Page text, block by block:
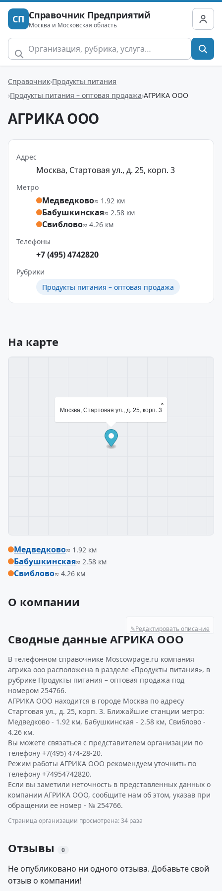
СП Справочник Предприятий
Москва и Московская область
Справочник Продукты питания
Продукты питания – оптовая продажа АГРИКА ООО
АГРИКА ООО
Адрес
Москва, Стартовая ул., д. 25, корп. 3
Метро
Медведково≈ 1.92 км
Бабушкинская≈ 2.58 км
Свиблово≈ 4.26 км
Телефоны
+7 (495) 4742820
Рубрики
Продукты питания – оптовая продажа
На карте
Москва, Стартовая ул., д. 25, корп. 3
×
Медведково≈ 1.92 км
Бабушкинская≈ 2.58 км
Свиблово≈ 4.26 км
О компании
✎Редактировать описание
Сводные данные АГРИКА ООО
В телефонном справочнике Moscowpage.ru компания
агрика ооо расположена в разделе «Продукты питания», в
рубрике Продукты питания – оптовая продажа под
номером 254766.
АГРИКА ООО находится в городе Москва по адресу
Стартовая ул., д. 25, корп. 3. Ближайшие станции метро:
Медведково - 1.92 км, Бабушкинская - 2.58 км, Свиблово -
4.26 км.
Вы можете связаться с представителем организации по
телефону +7(495) 474-28-20.
Режим работы АГРИКА ООО рекомендуем уточнить по
телефону +74954742820.
Если вы заметили неточность в представленных данных о
компании АГРИКА ООО, сообщите нам об этом, указав при
обращении ее номер - № 254766.
Страница организации просмотрена: 34 раза
Отзывы 0
Не опубликовано ни одного отзыва. Добавьте свой
отзыв о компании!